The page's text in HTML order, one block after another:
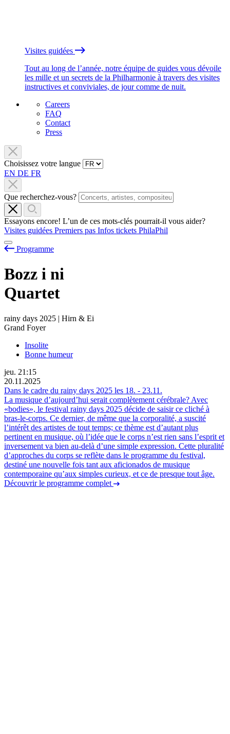
Visites guidées
Tout au long de l’année, notre équipe de guides vous dévoile
les mille et un secrets de la Philharmonie à travers des visites
instructives et conviviales, de jour comme de nuit.
Careers
FAQ
Contact
Press
Choisissez votre langue
EN DE FR
Que recherchez-vous?
Essayons encore! L’un de ces mots-clés pourrait-il vous aider?
Visites guidées Premiers pas Infos tickets PhilaPhil
Programme
Bozz i ni
Quartet
rainy days 2025 | Hirn & Ei
Grand Foyer
Insolite
Bonne humeur
jeu. 21:15
20.11.2025
Dans le cadre du rainy days 2025 les 18. - 23.11.
La musique d’aujourd’hui serait complètement cérébrale? Avec
«bodies», le festival rainy days 2025 décide de saisir ce cliché à
bras-le-corps. Ce dernier, de même que la corporalité, a suscité
l’intérêt des artistes de tout temps; ce thème est d’autant plus
pertinent en musique, où l’idée que le corps n’est rien sans l’esprit et
inversement va bien au-delà d’une simple expression. Cette pluralité
d’approches du corps se reflète dans le programme du festival,
destiné une nouvelle fois tant aux aficionados de musique
contemporaine qu’aux simples curieux, et ce de presque tout âge.
Découvrir le programme complet